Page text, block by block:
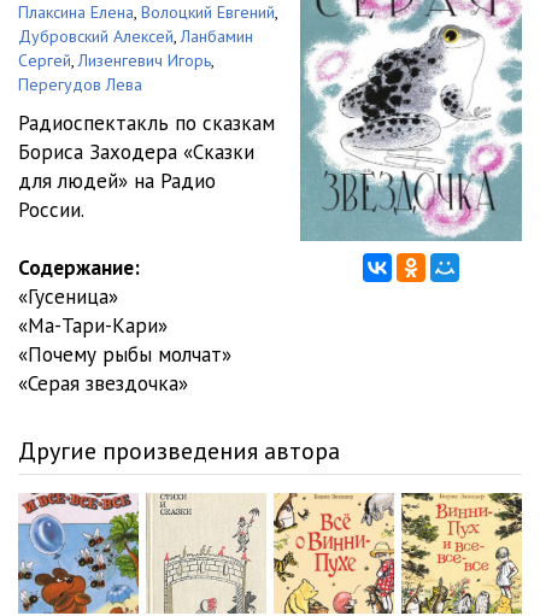
Плаксина Елена, Волоцкий Евгений,
Дубровский Алексей,Ланбамин
Сергей,Лизенгевич Игорь,
Перегудов Лева
Радиоспектакль по сказкам
Бориса Заходера «Сказки
для людей» на Радио
России.
Содержание:
«Гусеница»
«Ма-Тари-Кари»
«Почему рыбы молчат»
«Серая звездочка»
Другие произведения автора